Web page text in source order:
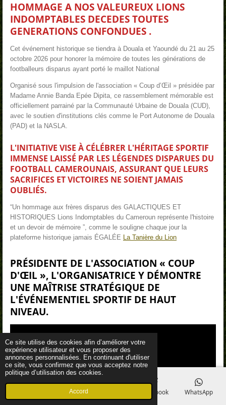
Ce site utilise des cookies afin d’améliorer votre
expérience utilisateur et vous proposer des
annonces personnalisées. En continuant d'utiliser
ce site, vous confirmez que vous acceptez notre
politique d’utilisation des cookies.
Accord
HOMMAGE A NOS VALEUREUX LIONS
INDOMPTABLES DECEDES TOUTES
GENERATIONS CONFONDUES .
Cet événement historique se tiendra à Douala et Yaoundé du 21 au 25
octobre 2026 pour honorer la mémoire de toutes les générations de
footballeurs disparus ayant porté le maillot National
Organisé sous l'impulsion de l'association « Coup d’Œil » présidée par
Madame Annie Banda Epée Dipita, ce rassemblement mémorable est
officiellement parrainé par la Communauté Urbaine de Douala (CUD),
avec le soutien d'institutions clés comme le Port Autonome de Douala
(PAD) et la NASLA.
L'INITIATIVE VISE À CÉLÉBRER L'HÉRITAGE SPORTIF
IMMENSE LAISSÉ PAR LES LÉGENDES DISPARUES DU
FOOTBALL CAMEROUNAIS, ASSURANT QUE LEURS
SACRIFICES ET VICTOIRES NE SOIENT JAMAIS
OUBLIÉS.
“Un hommage aux frères disparus des GALACTIQUES ET
HISTORIQUES Lions Indomptables du Cameroun représente l'histoire
et un devoir de mémoire ”, comme le souligne chaque jour la
plateforme historique jamais ÉGALÉE La Tanière du Lion
PRÉSIDENTE DE L'ASSOCIATION « COUP
D'ŒIL », L'ORGANISATRICE Y DÉMONTRE
UNE MAÎTRISE STRATÉGIQUE DE
L'ÉVÉNEMENTIEL SPORTIF DE HAUT
NIVEAU.
Téléphone Facebook WhatsApp